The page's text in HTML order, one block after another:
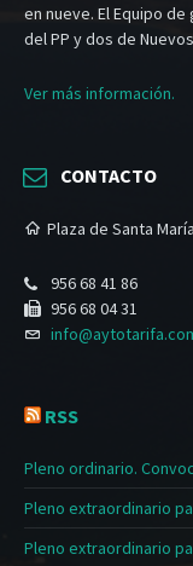
en nueve. El Equipo
del PP y dos de
Ver más información.
CONTACTO
Plaza de Santa
956 68 41 86
956 68 04 31
RSS
Pleno ordinario.
Pleno extraordinario
Pleno extraordinario